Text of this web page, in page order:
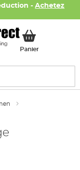
- Achetez
PanierMon panier